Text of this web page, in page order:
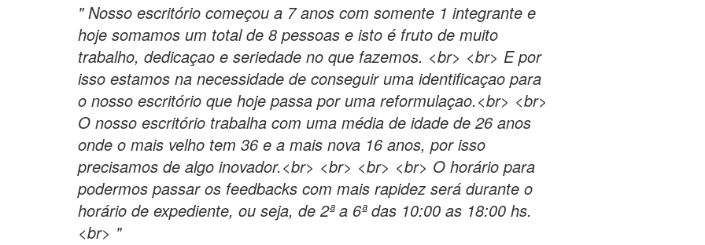
" Nosso escritório começou a 7 anos com somente 1 integrante e
hoje somamos um total de 8 pessoas e isto é fruto de muito
trabalho, dedicaçao e seriedade no que fazemos. <br> <br> E por
isso estamos na necessidade de conseguir uma identificaçao para
o nosso escritório que hoje passa por uma reformulaçao.<br> <br>
O nosso escritório trabalha com uma média de idade de 26 anos
onde o mais velho tem 36 e a mais nova 16 anos, por isso
precisamos de algo inovador.<br> <br> <br> <br> O horário para
podermos passar os feedbacks com mais rapidez será durante o
horário de expediente, ou seja, de 2ª a 6ª das 10:00 as 18:00 hs.
<br> "